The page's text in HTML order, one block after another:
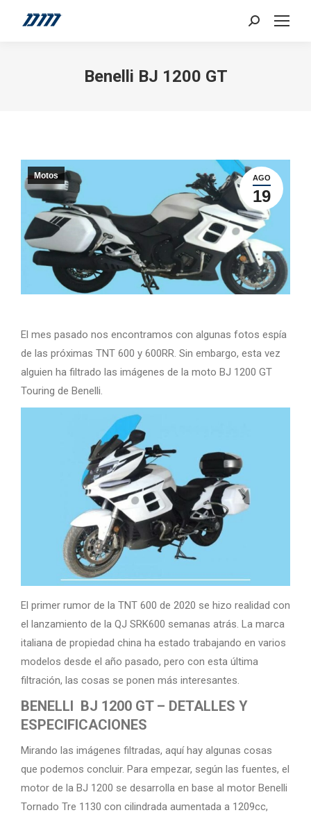
Search:
Benelli BJ 1200 GT
AGO
19
Motos
El mes pasado nos encontramos con algunas fotos espía
de las próximas TNT 600 y 600RR. Sin embargo, esta vez
alguien ha filtrado las imágenes de la moto BJ 1200 GT
Touring de Benelli.
El primer rumor de la TNT 600 de 2020 se hizo realidad con
el lanzamiento de la QJ SRK600 semanas atrás. La marca
italiana de propiedad china ha estado trabajando en varios
modelos desde el año pasado, pero con esta última
filtración, las cosas se ponen más interesantes.
BENELLI BJ 1200 GT – DETALLES Y
ESPECIFICACIONES
Mirando las imágenes filtradas, aquí hay algunas cosas
que podemos concluir. Para empezar, según las fuentes, el
motor de la BJ 1200 se desarrolla en base al motor Benelli
Tornado Tre 1130 con cilindrada aumentada a 1209cc,